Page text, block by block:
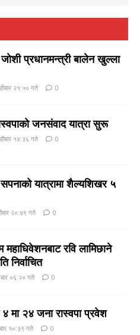
प्रधानमन्त्री बालेन खुल्ला
२१:५० गते 0
जनसंवाद यात्रा सुरू
१४:३६ गते 0
यात्रामा शैल्यशिखर ५
२०:४९ गते 0
महाधिवेशनबाट रवि लामिछाने
निर्वाचित
०६:२० गते 0
मा २४ जना रास्वपा प्रवेश
१०:३९ गते 0